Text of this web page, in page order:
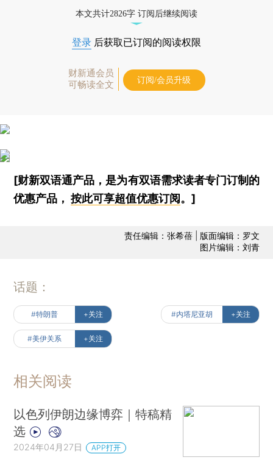
本文共计2826字 订阅后继续阅读
登录 后获取已订阅的阅读权限
财新通会员
可畅读全文
订阅/会员升级
[财新双语通产品，是为有双语需求读者专门订制的
优惠产品，按此可享超值优惠订阅。]
责任编辑：张希蓓 | 版面编辑：罗文
图片编辑：刘青
话题：
#特朗普 +关注 #内塔尼亚胡 +关注
#美伊关系 +关注
相关阅读
以色列伊朗边缘博弈｜特稿精
选
2024年04月27日 APP打开